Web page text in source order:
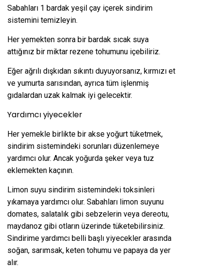
Sabahları 1 bardak yeşil çay içerek sindirim
sistemini temizleyin.
Her yemekten sonra bir bardak sıcak suya
attığınız bir miktar rezene tohumunu içebiliriz.
Eğer ağrılı dışkıdan sıkıntı duyuyorsanız, kırmızı et
ve yumurta sarısından, ayrıca tüm işlenmiş
gıdalardan uzak kalmak iyi gelecektir.
Yardımcı yiyecekler
Her yemekle birlikte bir akse yoğurt tüketmek,
sindirim sistemindeki sorunları düzenlemeye
yardımcı olur. Ancak yoğurda şeker veya tuz
eklemekten kaçının.
Limon suyu sindirim sistemindeki toksinleri
yıkamaya yardımcı olur. Sabahları limon suyunu
domates, salatalık gibi sebzelerin veya dereotu,
maydanoz gibi otların üzerinde tüketebilirsiniz.
Sindirime yardımcı belli başlı yiyecekler arasında
soğan, sarımsak, keten tohumu ve papaya da yer
alır.